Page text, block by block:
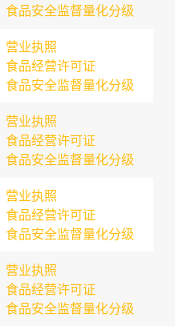
食品安全监督量化分级
营业执照
食品经营许可证
食品安全监督量化分级
营业执照
食品经营许可证
食品安全监督量化分级
营业执照
食品经营许可证
食品安全监督量化分级
营业执照
食品经营许可证
食品安全监督量化分级